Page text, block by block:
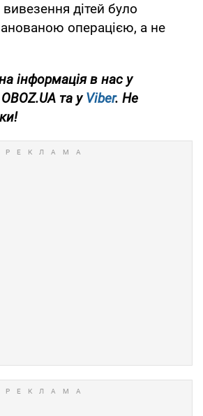
дітей було
операцією, а не
інформація в нас у
та уViber. Не